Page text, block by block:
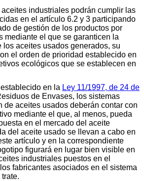
industriales podrán cumplir las
en el artículo 6.2 y 3 participando
de gestión de los productos por
mediante el que se garanticen la
los aceites usados generados, su
el orden de prioridad establecido en
ecológicos que se establecen en
en la Ley 11/1997, de 24 de
de Envases, los sistemas
de aceites usados deberán contar con
mediante el que, al menos, pueda
en el mercado del aceite
del aceite usado se llevan a cabo en
artículo y en la correspondiente
figurará en lugar bien visible en
industriales puestos en el
fabricantes asociados en el sistema